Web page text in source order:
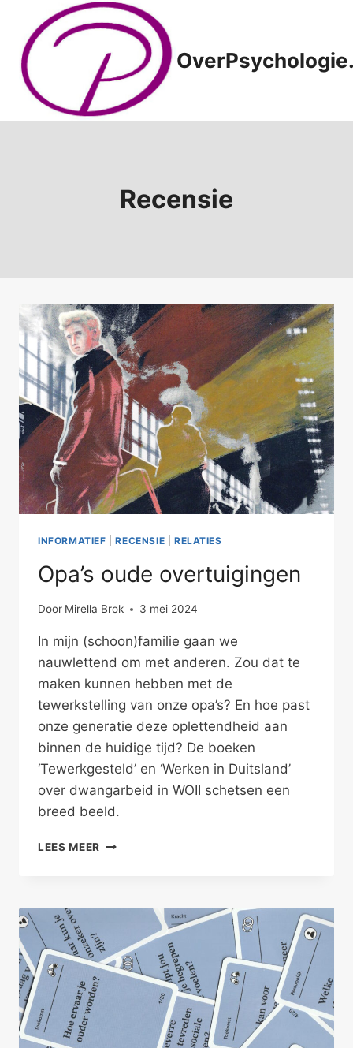
Doorgaan
inhoud
Recensie
INFORMATIEF |RECENSIE RELATIES
Opa’s oude overtuigingen
Door Mirella Brok 3 mei 2024
In mijn (schoon)familie gaan we
nauwlettend om met anderen. Zou dat te
maken kunnen hebben met de
tewerkstelling van onze opa’s? En hoe past
onze generatie deze oplettendheid aan
binnen de huidige tijd? De boeken
‘Tewerkgesteld’ en ‘Werken in Duitsland’
over dwangarbeid in WOII schetsen een
breed beeld.
LEES MEER OPA’S